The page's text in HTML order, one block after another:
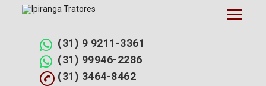
(31) 9 9211-3361
(31) 99946-2286
(31) 3464-8462